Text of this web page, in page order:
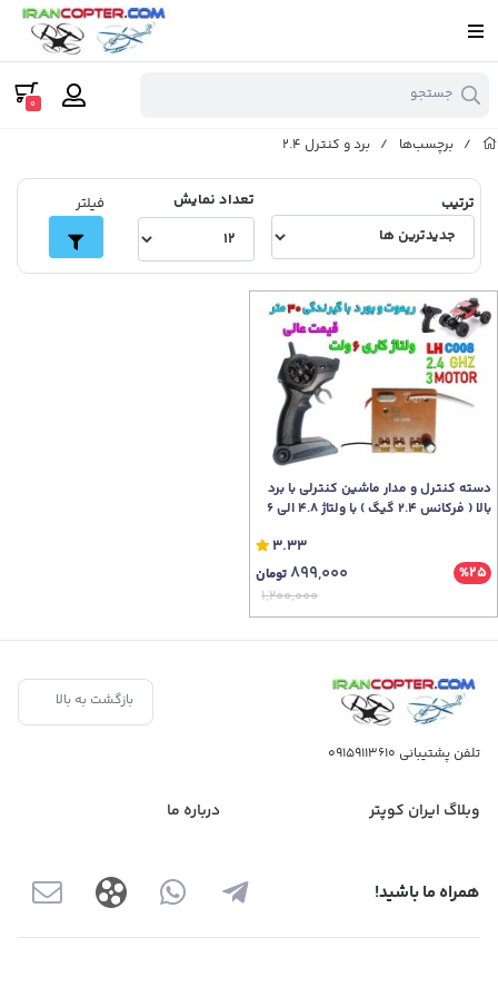
جستجو 0
/ برچسب‌ها / برد و کنترل 2.4
ترتیب تعداد نمایش فیلتر
دسته کنترل و مدار ماشین کنترلی با برد
بالا ( فرکانس 2.4 گیگ ) با ولتاژ 4.8 الی 6
3.33
%25
899,000تومان
1,200,000
بازگشت به بالا
تلفن پشتیبانی 09159113610
وبلاگ ایران کوپتر درباره ما
همراه ما باشید!